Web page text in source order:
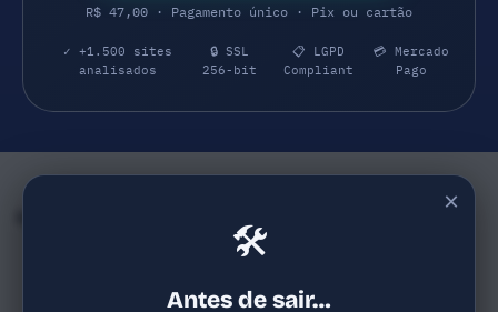
R$ 47,00 · Pagamento único · Pix ou cartão
✓ +1.500 sites
analisados
🔒 SSL
256-bit
📋 LGPD
Compliant
💳 Mercado
Pago
×
🛠
Antes de sair…
SaaS de sinalização digital com
SaaS B2B de scheduling com